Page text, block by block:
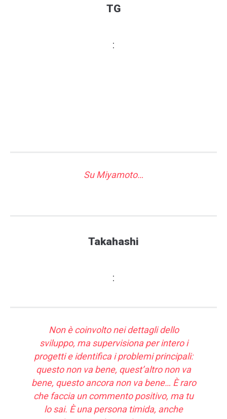
TG
:
Su Miyamoto…
Takahashi
:
Non è coinvolto nei dettagli dello
sviluppo, ma supervisiona per intero i
progetti e identifica i problemi principali:
questo non va bene, quest’altro non va
bene, questo ancora non va bene… È raro
che faccia un commento positivo, ma tu
lo sai. È una persona timida, anche